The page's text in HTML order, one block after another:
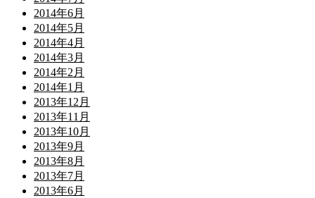
2014年6月
2014年5月
2014年4月
2014年3月
2014年2月
2014年1月
2013年12月
2013年11月
2013年10月
2013年9月
2013年8月
2013年7月
2013年6月